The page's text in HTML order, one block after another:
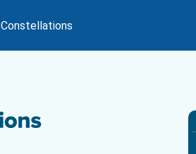
Constellations